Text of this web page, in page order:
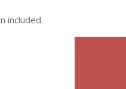
included.